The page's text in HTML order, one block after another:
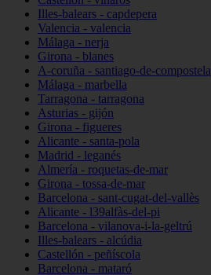
Illes-balears - capdepera
Valencia - valencia
Málaga - nerja
Girona - blanes
A-coruña - santiago-de-compostela
Málaga - marbella
Tarragona - tarragona
Asturias - gijón
Girona - figueres
Alicante - santa-pola
Madrid - leganés
Almería - roquetas-de-mar
Girona - tossa-de-mar
Barcelona - sant-cugat-del-vallès
Alicante - l39alfàs-del-pi
Barcelona - vilanova-i-la-geltrú
Illes-balears - alcúdia
Castellón - peñíscola
Barcelona - mataró